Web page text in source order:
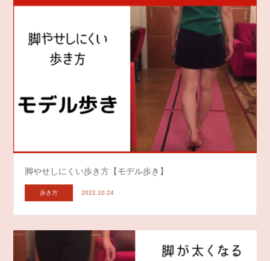
脚やせしにくい歩き方【モデル歩き】
歩き方 2022.10.24